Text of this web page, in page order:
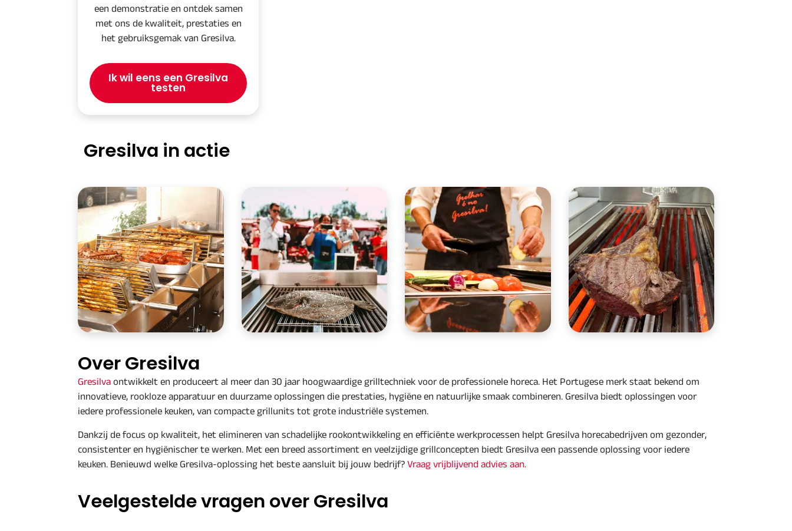
een demonstratie en ontdek samen
met ons de kwaliteit, prestaties en
het gebruiksgemak van Gresilva.
Ik wil eens een Gresilva
testen
Gresilva in actie
Over Gresilva
Gresilva ontwikkelt en produceert al meer dan 30 jaar hoogwaardige grilltechniek voor de professionele horeca. Het Portugese merk staat bekend om
innovatieve, rookloze apparatuur en duurzame oplossingen die prestaties, hygiëne en natuurlijke smaak combineren. Gresilva biedt oplossingen voor
iedere professionele keuken, van compacte grillunits tot grote industriële systemen.
Dankzij de focus op kwaliteit, het elimineren van schadelijke rookontwikkeling en efficiënte werkprocessen helpt Gresilva horecabedrijven om gezonder,
consistenter en hygiënischer te werken. Met een breed assortiment en veelzijdige grillconcepten biedt Gresilva een passende oplossing voor iedere
keuken. Benieuwd welke Gresilva-oplossing het beste aansluit bij jouw bedrijf? Vraag vrijblijvend advies aan.
Veelgestelde vragen over Gresilva